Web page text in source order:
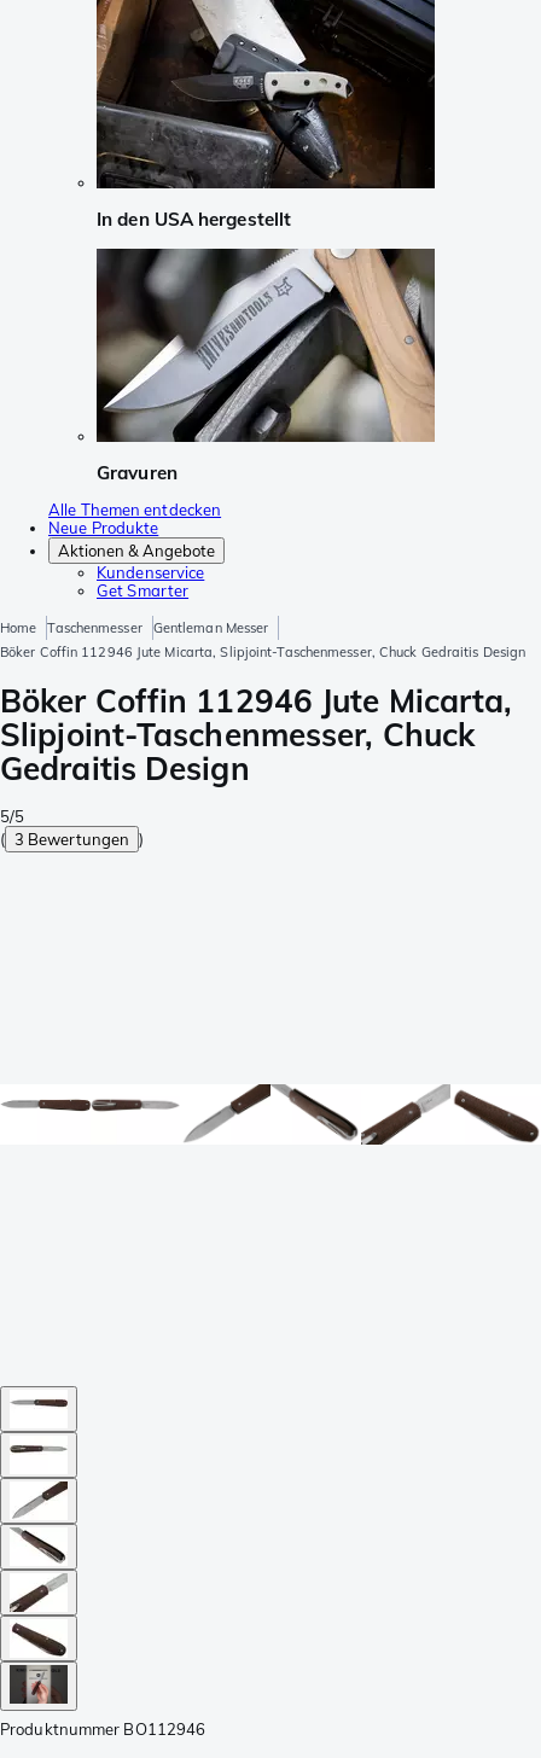
In den USA hergestellt
Gravuren
Alle Themen entdecken
Neue Produkte
Aktionen & Angebote
Kundenservice
Get Smarter
Home Taschenmesser
Gentleman Messer
Böker Coffin 112946 Jute Micarta, Slipjoint-Taschenmesser, Chuck Gedraitis Design
Böker Coffin 112946 Jute Micarta,
Slipjoint-Taschenmesser, Chuck
Gedraitis Design
5/5
( 3 Bewertungen )
Produktnummer BO112946